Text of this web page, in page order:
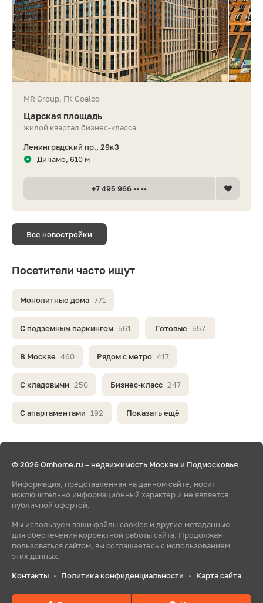
MR Group, ГК Coalco
Царская площадь
жилой квартал бизнес-класса
Ленинградский пр., 29к3
Динамо, 610 м
+7 495 966 •• ••
Все новостройки
Посетители часто ищут
Монолитные дома 771
С подземным паркингом 561 Готовые 557
В Москве 460 Рядом с метро 417
С кладовыми 250 Бизнес-класс 247
С апартаментами 192 Показать ещё
© 2026 Omhome.ru – недвижимость Москвы и Подмосковья
Информация, представленная на данном сайте, носит
исключительно информационный характер и не является
публичной офертой.
Мы используем ваши файлы cookies и другие метаданные
для обеспечения корректной работы сайта. Продолжая
пользоваться сайтом, вы соглашаетесь с использованием
этих данных.
Контакты • Политика конфиденциальности • Карта сайта